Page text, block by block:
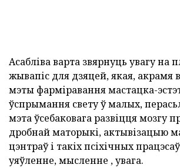
Асабліва варта звярнуць увагу на
жывапіс для дзяцей, якая, акрамя
мэты фарміравання мастацка-
ўспрымання свету ў малых,
мэта ўсебаковага развіцця мозгу
дробнай маторыкі, актывізацыю
цэнтраў і такіх псіхічных
уяўленне, мысленне , увага.